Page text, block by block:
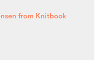
from Knitbook